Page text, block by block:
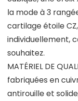
la mode à 3
cartilage étoile
individuellement,
souhaitez.
MATÉRIEL DE
fabriquées en
antirouille et